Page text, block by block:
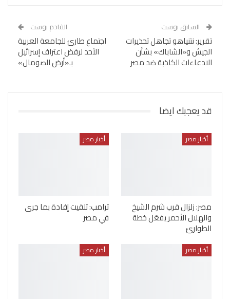
السابق بوست
تقرير: نتنياهو تجاهل تحذيرات
الجيش و«الشاباك» بشأن
الادعاءات الكاذبة ضد مصر
القادم بوست
اجتماع طارئ للجامعة العربية
الأحد لرفض اعتراف إسرائيل
بـ«أرض الصومال»
قد يعجبك ايضا
أخبار مصر
مصر: زلزال قرب شرم الشيخ
والهلال الأحمر يفعّل خطة
الطوارئ
أخبار مصر
ترامب: تلقيت إفادة بما جرى
في مصر
أخبار مصر أخبار مصر